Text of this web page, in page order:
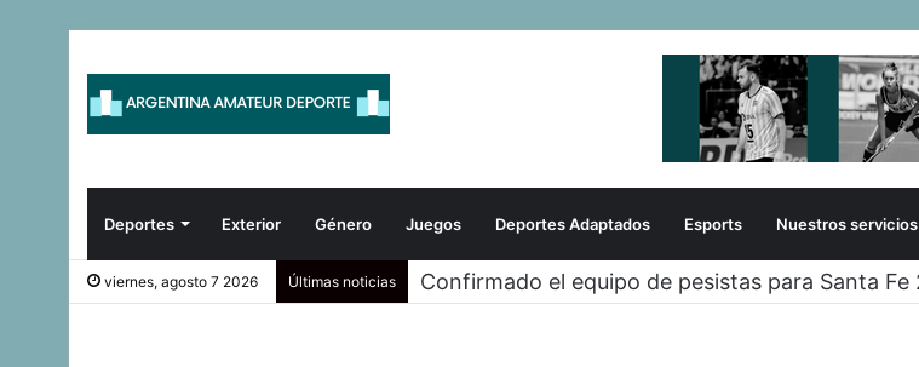
Deportes Exterior Género Juegos Deportes Adaptados Esports Nuestros servicios
viernes, agosto 7 2026 Últimas noticias ¡LA CROSSOVER TAMBIÉN EN CÓRDOBA!